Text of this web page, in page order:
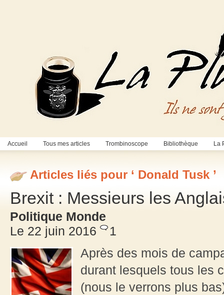
Accueil Tous mes articles Trombinoscope Bibliothèque La
Articles liés pour ‘ Donald Tusk ’
Brexit : Messieurs les
Politique Monde
Le 22 juin 2016
1
Après des mois de
durant lesquels tous les
(nous le verrons plus